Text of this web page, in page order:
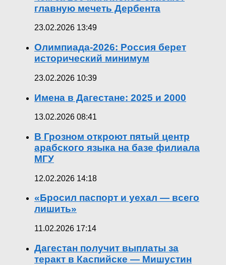
главную мечеть Дербента
23.02.2026 13:49
Олимпиада-2026: Россия берет
исторический минимум
23.02.2026 10:39
Имена в Дагестане: 2025 и 2000
13.02.2026 08:41
В Грозном откроют пятый центр
арабского языка на базе филиала
МГУ
12.02.2026 14:18
«Бросил паспорт и уехал — всего
лишить»
11.02.2026 17:14
Дагестан получит выплаты за
теракт в Каспийске — Мишустин